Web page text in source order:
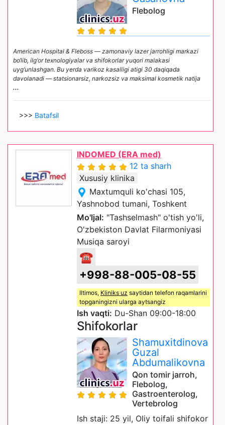
Flebolog
American Hospital & Fleboss — zamonaviy lazer jarrohligi markazi
bo‘lib, ilg‘or texnologiyalar va shifokorlar yuqori malakasi
uyg‘unlashgan. Bu yerda varikoz kasalligi atigi 30 daqiqada
davolanadi — statsionarsiz, narkozsiz va maksimal kosmetik natija
...
>>> Batafsil
INDOMED (ERA med)
12 ta sharh
Xususiy klinika
Maxtumquli ko'chasi 105,
Yashnobod tumani, Toshkent
Mo'ljal: "Tashselmash" o'tish yo'li,
O'zbekiston Davlat Filarmoniyasi
Musiqa saroyi
☎
+998-88-005-08-55
Iltimos, Kliniks uz saytidan telefon raqamlarini
topganingizni ularga aytsangiz
Ish vaqti: Du-Shan 09:00-18:00
Shifokorlar
Shamuxitdinova
Guzal
Abdumalikovna
Qon tomir jarroh,
Flebolog,
Gastroenterolog,
Vertebrolog
Ish staji: 25 yil, Oliy toifali shifokor